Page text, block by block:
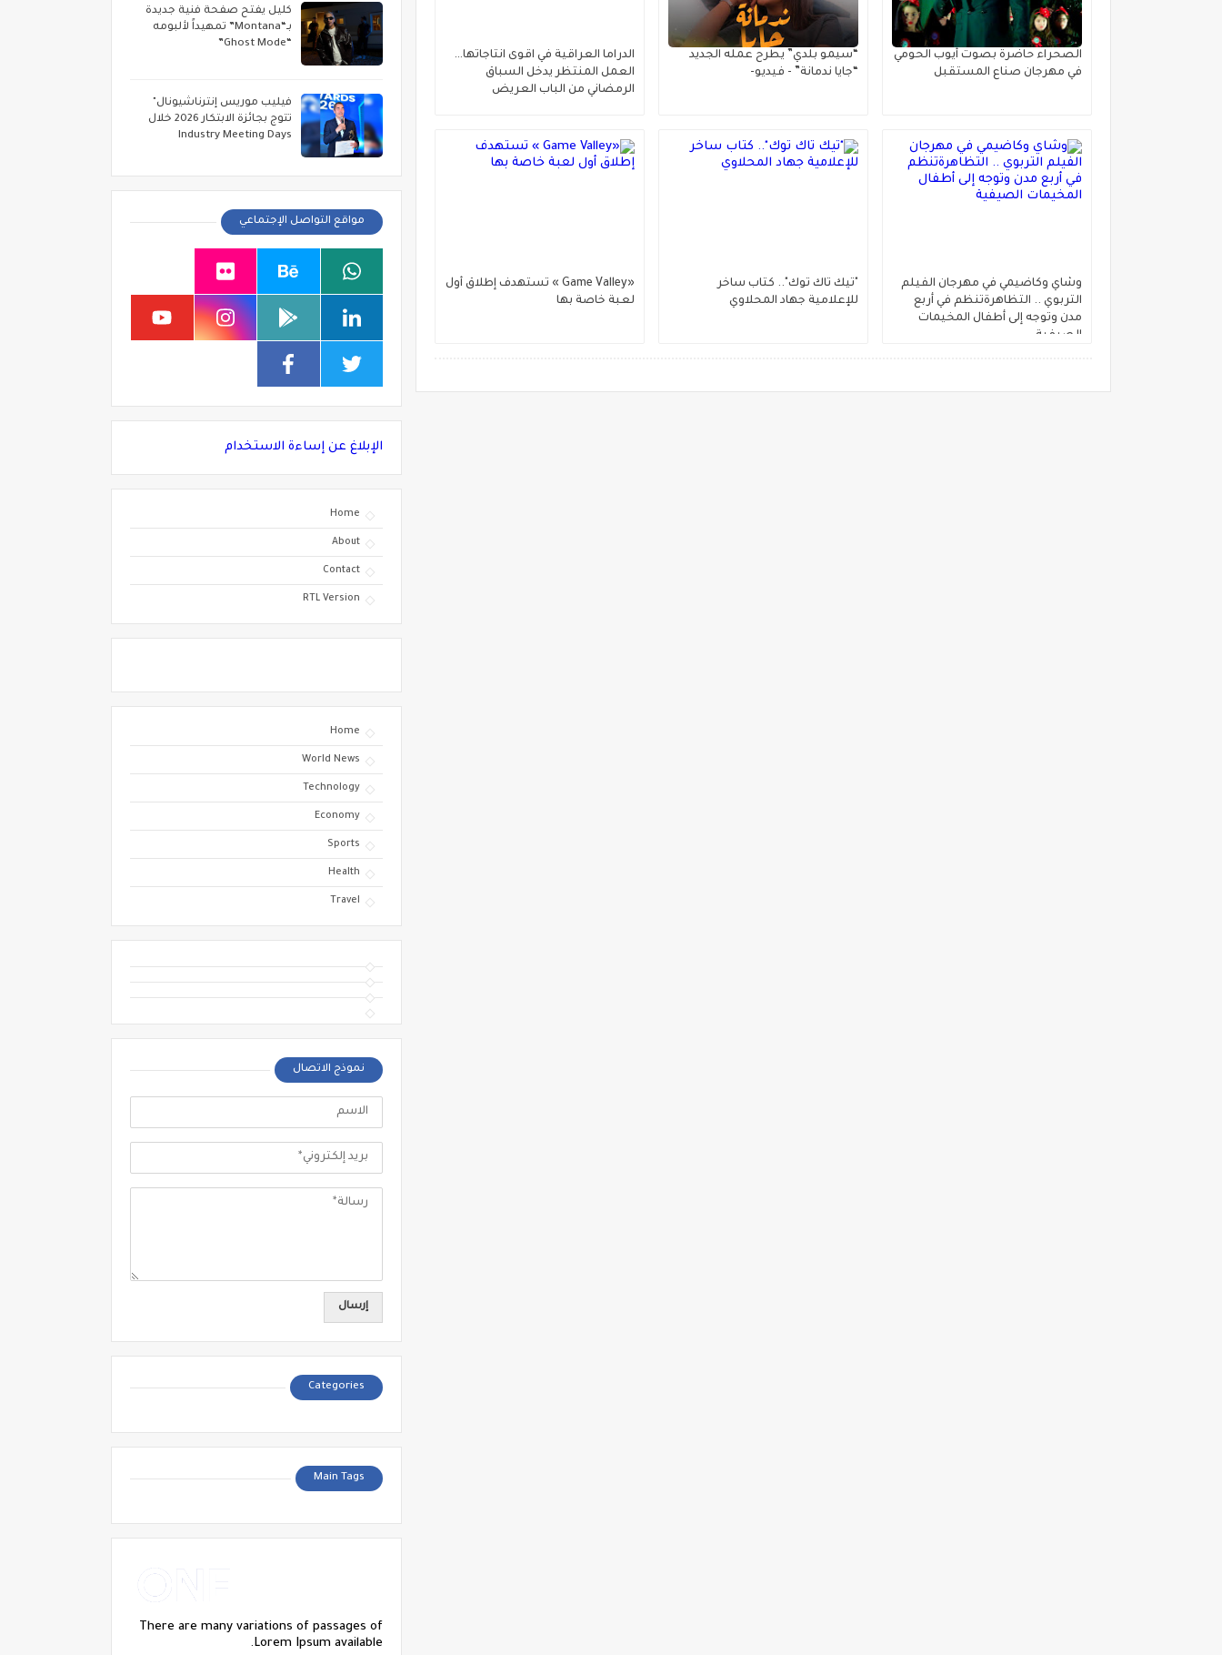
الصحراء حاضرة بصوت أيوب الحومي
في مهرجان صناع المستقبل
“سيمو بلدي” يطرح عمله الجديد
“جايا ندمانة” - فيديو-
الدراما العراقية في اقوى انتاجاتها…
العمل المنتظر يدخل السباق
الرمضاني من الباب العريض
وشاي وكاضيمي في مهرجان الفيلم
التربوي .. التظاهرةتنظم في أربع
مدن وتوجه إلى أطفال المخيمات
الصيفية
"تيك تاك توك".. كتاب ساخر
للإعلامية جهاد المحلاوي
«Game Valley » تستهدف إطلاق أول
لعبة خاصة بها
كليل يفتح صفحة فنية جديدة
بـ“Montana” تمهيداً لألبومه
“Ghost Mode”
فيليب موريس إنترناشيونال"
تتوج بجائزة الابتكار 2026 خلال
Industry Meeting Days
مواقع التواصل الإجتماعي
الإبلاغ عن إساءة الاستخدام
Home
About
Contact
RTL Version
Home
World News
Technology
Economy
Sports
Health
Travel
نموذج الاتصال
Categories
Main Tags
There are many variations of passages of
Lorem Ipsum available.